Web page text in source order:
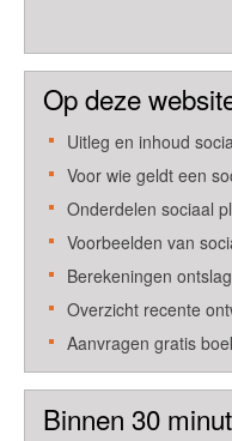
Op deze
Uitleg en inhoud
Voor wie geldt een
Onderdelen sociaal
Voorbeelden van
Berekeningen
Overzicht recente
Aanvragen gratis
Binnen 30